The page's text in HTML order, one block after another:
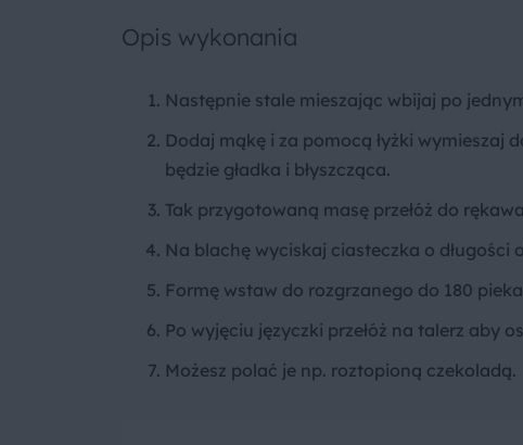
Opis wykonania
Następnie stale mieszając wbijaj po
Dodaj mąkę i za pomocą łyżki wymieszaj
będzie gładka i błyszcząca.
Tak przygotowaną masę przełóż do
Na blachę wyciskaj ciasteczka o długości
Formę wstaw do rozgrzanego do 180
Po wyjęciu języczki przełóż na talerz aby
Możesz polać je np. roztopioną czekoladą.